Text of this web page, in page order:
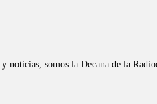
noticias, somos la Decana de la